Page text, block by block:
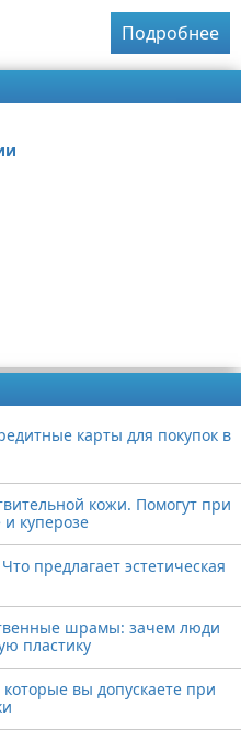
Подробнее
карты для покупок в
кожи. Помогут при
и куперозе
предлагает эстетическая
шрамы: зачем люди
пластику
вы допускаете при